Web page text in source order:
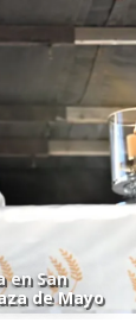
en San
de Mayo